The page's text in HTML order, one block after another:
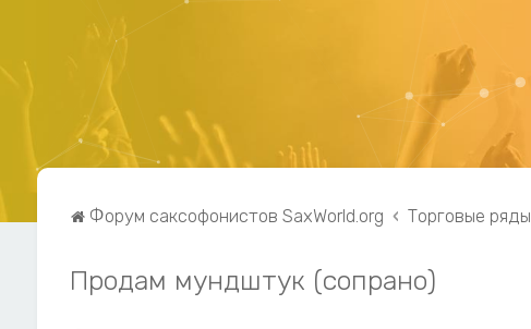
Форум саксофонистов SaxWorld.org Торговые ряды
Продам мундштук (сопрано)